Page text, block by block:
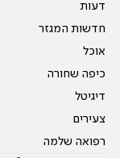
דעות
חדשות המגזר
אוכל
כיפה שחורה
דיגיטל
צעירים
רפואה שלמה